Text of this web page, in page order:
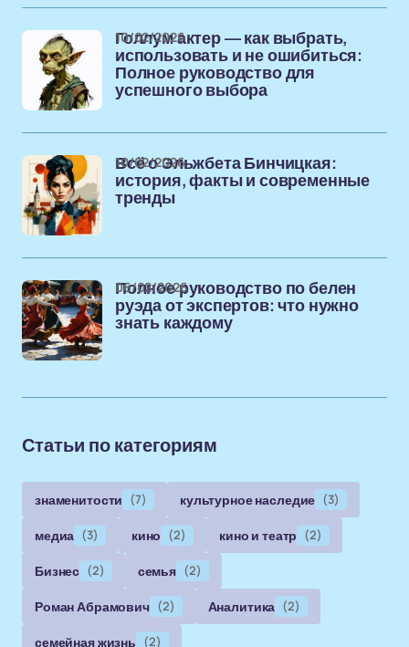
Голлум актер — как выбрать,
использовать и не ошибиться:
Полное руководство для
успешного выбора
10/02/2026
Всё о Эльжбета Бинчицкая:
история, факты и современные
тренды
10/02/2026
Полное руководство по белен
руэда от экспертов: что нужно
знать каждому
06/02/2026
Статьи по категориям
знаменитости (7) культурное наследие (3)
медиа (3) кино (2) кино и театр (2)
Бизнес (2) семья (2)
Роман Абрамович (2) Аналитика (2)
семейная жизнь (2)